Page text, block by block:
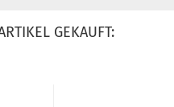
GEKAUFT: